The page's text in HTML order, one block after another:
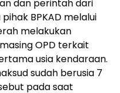
dan perintah dari
BPKAD melalui
melakukan
OPD terkait
usia kendaraan.
sudah berusia 7
pada saat